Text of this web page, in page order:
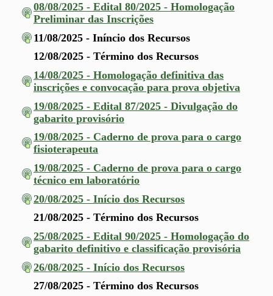
08/08/2025 - Edital 80/2025 - Homologação
Preliminar das Inscrições
11/08/2025 - Iníncio dos Recursos
12/08/2025 - Término dos Recursos
14/08/2025 - Homologação definitiva das
inscrições e convocação para prova objetiva
19/08/2025 - Edital 87/2025 - Divulgação do
gabarito provisório
19/08/2025 - Caderno de prova para o cargo
fisioterapeuta
19/08/2025 - Caderno de prova para o cargo
técnico em laboratório
20/08/2025 - Início dos Recursos
21/08/2025 - Término dos Recursos
25/08/2025 - Edital 90/2025 - Homologação do
gabarito definitivo e classificação provisória
26/08/2025 - Início dos Recursos
27/08/2025 - Término dos Recursos